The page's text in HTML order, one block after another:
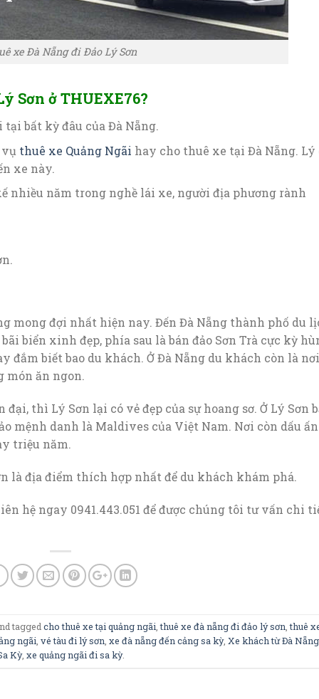
xe Đà Nẵng đi Đảo Lý Sơn
Sơn ở THUEXE76?
bất kỳ đâu của Đà Nẵng.
thuê xe Quảng Ngãi hay cho thuê xe tại Đà Nẵng. Lý
xe này.
nhiều năm trong nghề lái xe, người địa phương rành
mong đợi nhất hiện nay. Đến Đà Nẵng thành phố du
biển xinh đẹp, phía sau là bán đảo Sơn Trà cực kỳ
đắm biết bao du khách. Ở Đà Nẵng du khách còn là
món ăn ngon.
thì Lý Sơn lại có vẻ đẹp của sự hoang sơ. Ở Lý Sơn
mệnh danh là Maldives của Việt Nam. Nơi còn dấu ấn
triệu năm.
là địa điểm thích hợp nhất để du khách khám phá.
hệ ngay 0941.443.051 để được chúng tôi tư vấn chi
taggedcho thuê xe tại quảng ngãi ,thuê xe đà nẵng đi đảo lý sơn ,thuê
ngãi vé tàu đi lý sơn xe đà nẵng đến cảng sa kỳ, Xe khách từ Đà
Kỳ, xe quảng ngãi đi sa kỳ.